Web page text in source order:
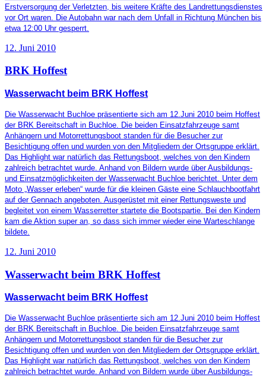
Erstversorgung der Verletzten, bis weitere Kräfte des Landrettungsdienstes
vor Ort waren. Die Autobahn war nach dem Unfall in Richtung München bis
etwa 12:00 Uhr gesperrt.
12. Juni 2010
BRK Hoffest
Wasserwacht beim BRK Hoffest
Die Wasserwacht Buchloe präsentierte sich am 12.Juni 2010 beim Hoffest
der BRK Bereitschaft in Buchloe. Die beiden Einsatzfahrzeuge samt
Anhängern und Motorrettungsboot standen für die Besucher zur
Besichtigung offen und wurden von den Mitgliedern der Ortsgruppe erklärt.
Das Highlight war natürlich das Rettungsboot, welches von den Kindern
zahlreich betrachtet wurde. Anhand von Bildern wurde über Ausbildungs-
und Einsatzmöglichkeiten der Wasserwacht Buchloe berichtet. Unter dem
Moto „Wasser erleben“ wurde für die kleinen Gäste eine Schlauchbootfahrt
auf der Gennach angeboten. Ausgerüstet mit einer Rettungsweste und
begleitet von einem Wasserretter startete die Bootspartie. Bei den Kindern
kam die Aktion super an, so dass sich immer wieder eine Warteschlange
bildete.
12. Juni 2010
Wasserwacht beim BRK Hoffest
Wasserwacht beim BRK Hoffest
Die Wasserwacht Buchloe präsentierte sich am 12.Juni 2010 beim Hoffest
der BRK Bereitschaft in Buchloe. Die beiden Einsatzfahrzeuge samt
Anhängern und Motorrettungsboot standen für die Besucher zur
Besichtigung offen und wurden von den Mitgliedern der Ortsgruppe erklärt.
Das Highlight war natürlich das Rettungsboot, welches von den Kindern
zahlreich betrachtet wurde. Anhand von Bildern wurde über Ausbildungs-